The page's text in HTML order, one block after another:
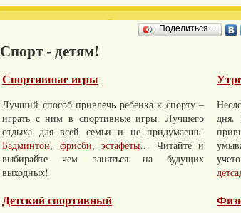
Поделиться…
Спорт - детям!
Спортивные игры
Лучший способ привлечь ребенка к спорту –
играть с ним в спортивные игры. Лучшего
отдыха для всей семьи и не придумаешь!
Бадминтон, фрисби, эстафеты… Читайте и
выбирайте чем заняться на будущих
выходных!
дня.
Детский спортивный